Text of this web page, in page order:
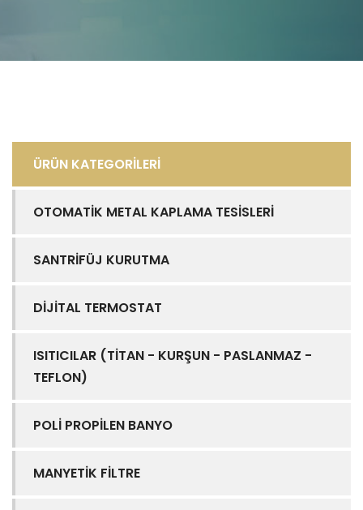
ÜRÜN KATEGORİLERİ
OTOMATİK METAL KAPLAMA TESİSLERİ
SANTRİFÜJ KURUTMA
DİJİTAL TERMOSTAT
ISITICILAR (TİTAN - KURŞUN - PASLANMAZ -
TEFLON)
POLİ PROPİLEN BANYO
MANYETİK FİLTRE